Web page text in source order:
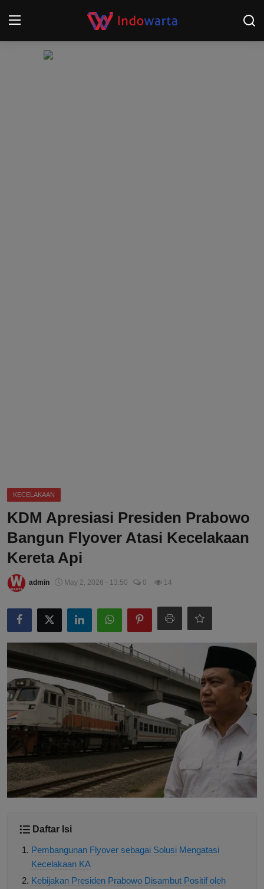
KECELAKAAN
KDM Apresiasi Presiden Prabowo
Bangun Flyover Atasi Kecelakaan
Kereta Api
admin May 2, 2026 - 13:50 0 14
Daftar Isi
Pembangunan Flyover sebagai Solusi Mengatasi
Kecelakaan KA
Kebijakan Presiden Prabowo Disambut Positif oleh